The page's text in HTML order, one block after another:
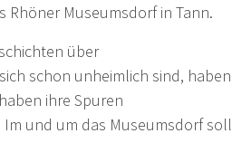
Museumsdorf in Tann.
über
schon unheimlich sind, haben
ihre Spuren
und um das Museumsdorf soll